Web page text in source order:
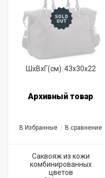
ШхВхГ(см): 43x30x22
Архивный товар
В Избранные В сравнение
Саквояж из кожи
комбинированных
цветов